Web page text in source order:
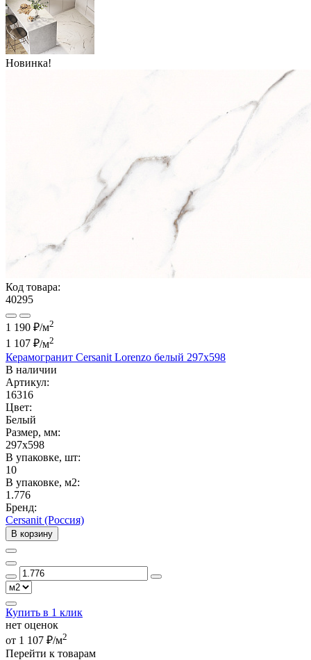
Новинка!
Код товара:
40295
1 190 ₽/м2
1 107 ₽/м2
Керамогранит Cersanit Lorenzo белый 297x598
В наличии
Артикул:
16316
Цвет:
Белый
Размер, мм:
297x598
В упаковке, шт:
10
В упаковке, м2:
1.776
Бренд:
Cersanit (Россия)
В корзину
Купить в 1 клик
нет оценок
от 1 107 ₽/м2
Перейти к товарам